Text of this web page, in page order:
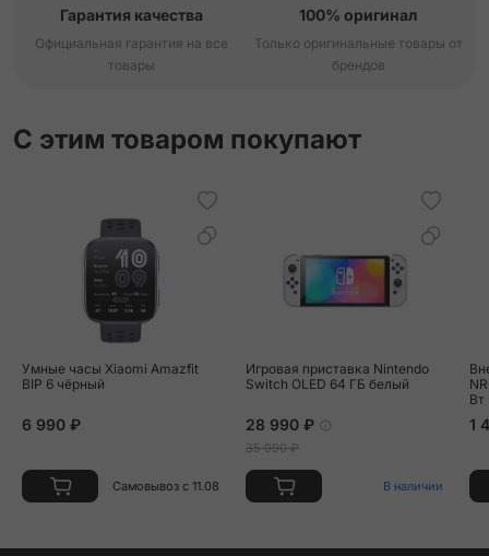
Гарантия качества
Официальная гарантия на все
товары
100% оригинал
Только оригинальные товары от
брендов
С этим товаром покупают
Умные часы Xiaomi Amazfit
BIP 6 чёрный
6 990 ₽
Самовывоз с 11.08
Игровая приставка Nintendo
Switch OLED 64 ГБ белый
28 990 ₽
35 990 ₽
В наличии
Вт
1